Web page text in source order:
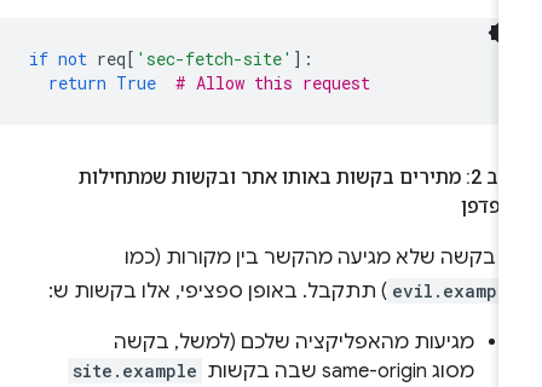
if not req['sec-fetch-site'
return True # Allow this request
שלב 2: מתירים בקשות באותו אתר ובקשות שמתחילות
בקשה שלא מגיעה מהקשר בין מקורות (כמו
) תתקבל. באופן ספציפי, אלו בקשות ש:
מגיעות מהאפליקציה שלכם (למשל, בקשה
מסוג same-origin שבה בקשות
site.example